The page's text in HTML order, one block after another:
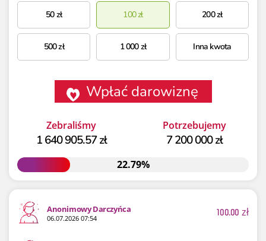
50zł 100zł 200zł
500zł 1 000zł Inna kwota
Wpłać darowiznę
Zebraliśmy
1 640 905.57 zł
Potrzebujemy
7 200 000 zł
22.79%
22.79%
Anonimowy Darczyńca
06.07.2026 07:54 100.00 zł